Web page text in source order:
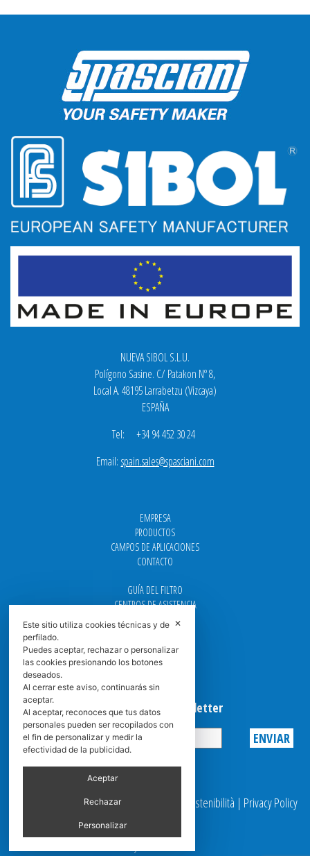
NUEVA SIBOL S.L.U.
Polígono Sasine. C/ Patakon Nº 8,
Local A. 48195 Larrabetzu (Vizcaya)
ESPAÑA
Tel: +34 94 452 30 24
Email: spain.sales@spasciani.com
EMPRESA
PRODUCTOS
CAMPOS DE APLICACIONES
CONTACTO
GUÍA DEL FILTRO
CENTROS DE ASISTENCIA
DOWNLOAD
NEWS
FAQ
CARRERA
Suscribirse a la Newsletter
Privacy
© 2025 Spasciani |Codice Etico Report Sostenibilità | Privacy Policy
✕
Este sitio utiliza cookies técnicas y de
perfilado.
Puedes aceptar, rechazar o personalizar
las cookies presionando los botones
deseados.
Al cerrar este aviso, continuarás sin
aceptar.
Al aceptar, reconoces que tus datos
personales pueden ser recopilados con
el fin de personalizar y medir la
efectividad de la publicidad.
Aceptar
Rechazar
Personalizar